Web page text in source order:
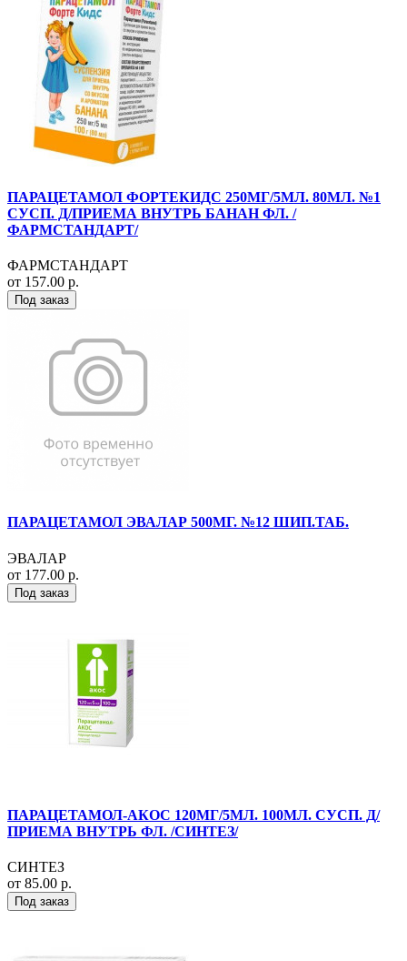
ПАРАЦЕТАМОЛ ФОРТЕКИДС 250МГ/5МЛ. 80МЛ. №1
СУСП. Д/ПРИЕМА ВНУТРЬ БАНАН ФЛ. /
ФАРМСТАНДАРТ/
ФАРМСТАНДАРТ
от 157.00 р.
Под заказ
ПАРАЦЕТАМОЛ ЭВАЛАР 500МГ. №12 ШИП.ТАБ.
ЭВАЛАР
от 177.00 р.
Под заказ
ПАРАЦЕТАМОЛ-АКОС 120МГ/5МЛ. 100МЛ. СУСП. Д/
ПРИЕМА ВНУТРЬ ФЛ. /СИНТЕЗ/
СИНТЕЗ
от 85.00 р.
Под заказ